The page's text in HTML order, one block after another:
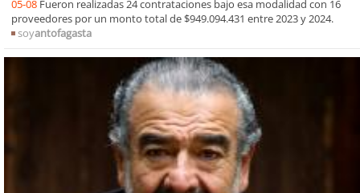
05-08 Fueron realizadas 24 contrataciones bajo esa modalidad con 16
proveedores por un monto total de $949.094.431 entre 2023 y 2024.
soyantofagasta